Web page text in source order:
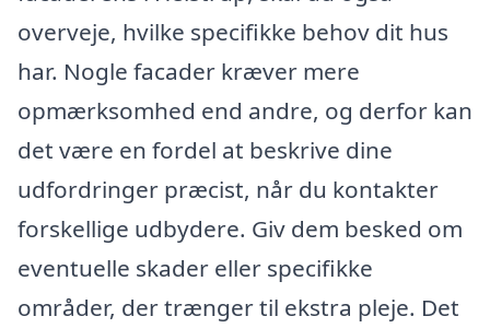
overveje, hvilke specifikke behov dit hus
har. Nogle facader kræver mere
opmærksomhed end andre, og derfor kan
det være en fordel at beskrive dine
udfordringer præcist, når du kontakter
forskellige udbydere. Giv dem besked om
eventuelle skader eller specifikke
områder, der trænger til ekstra pleje. Det